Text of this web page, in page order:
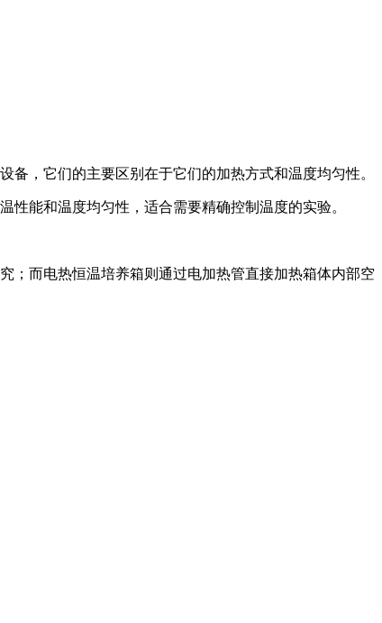
，它们的主要区别在于它们的加热方式和温度均匀性。‌‌
能和温度均匀性，适合需要精确控制温度的实验。
；而电热恒温培养箱则通过电加热管直接加热箱体内部空